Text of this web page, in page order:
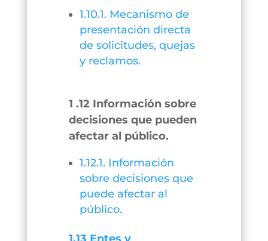
1.10.1. Mecanismo de
presentación directa
de solicitudes, quejas
y reclamos.
1 .12 Información sobre
decisiones que pueden
afectar al público.
1.12.1. Información
sobre decisiones que
puede afectar al
público.